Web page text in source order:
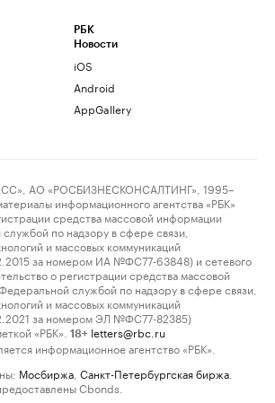
РБК
Новости
iOS
Android
AppGallery
АО «РОСБИЗНЕСКОНСАЛТИНГ», 1995–
информационного агентства «РБК»
средства массовой информации
по надзору в сфере связи,
и массовых коммуникаций
за номером ИА №ФС77-63848) и сетевого
о регистрации средства массовой
службой по надзору в сфере связи,
и массовых коммуникаций
за номером ЭЛ №ФС77-82385)
«РБК».
18+ letters@rbc.ru
информационное агентство «РБК».
Мосбиржа Санкт-Петербургская биржа
Cbonds.